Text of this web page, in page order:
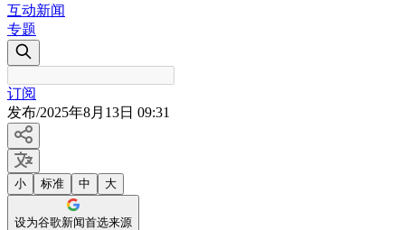
互动新闻
专题
订阅
发布/2025年8月13日 09:31
小 标准 中 大
设为谷歌新闻首选来源